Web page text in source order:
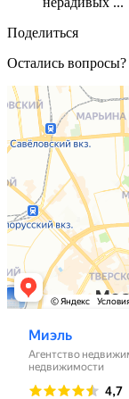
Поделиться
Остались вопросы?